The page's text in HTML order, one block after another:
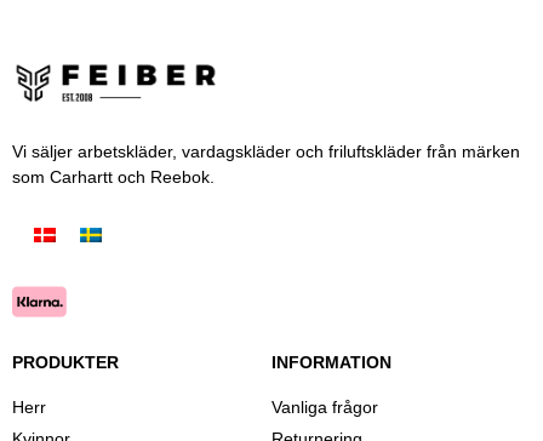
Vi säljer arbetskläder, vardagskläder och friluftskläder från märken
som Carhartt och Reebok.
PRODUKTER
Herr
INFORMATION
Vanliga frågor